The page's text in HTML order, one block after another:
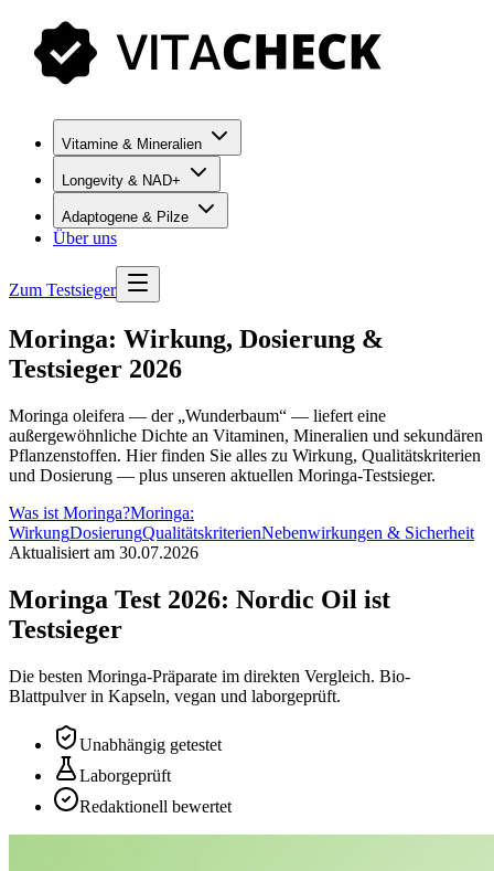
Vitamine & Mineralien
Longevity & NAD+
Adaptogene & Pilze
Über uns
Zum Testsieger
Moringa: Wirkung, Dosierung &
Testsieger 2026
Moringa oleifera — der „Wunderbaum“ — liefert eine
außergewöhnliche Dichte an Vitaminen, Mineralien und sekundären
Pflanzenstoffen. Hier finden Sie alles zu Wirkung, Qualitätskriterien
und Dosierung — plus unseren aktuellen Moringa-Testsieger.
Was ist Moringa?Moringa:
WirkungDosierungQualitätskriterienNebenwirkungen & Sicherheit
Aktualisiert am 30.07.2026
Moringa Test 2026: Nordic Oil ist
Testsieger
Die besten Moringa-Präparate im direkten Vergleich. Bio-
Blattpulver in Kapseln, vegan und laborgeprüft.
Unabhängig getestet
Laborgeprüft
Redaktionell bewertet